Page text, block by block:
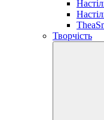
Творчість